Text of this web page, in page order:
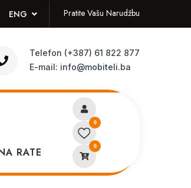
ENG Pratite Vašu Narudžbu
Telefon (+387) 61 822 877
E-mail: info@mobiteli.ba
RATE
0
0